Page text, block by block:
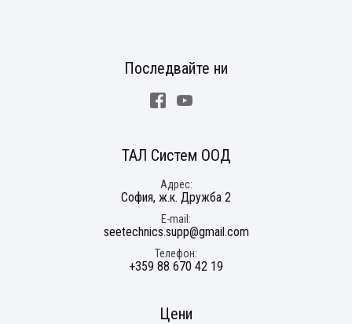
Цени
ТАЛ Систем ООД
Адрес
София, ж.к. Дружба 2
E-mail
seetechnics.supp@gmail.com
Телефон
+359 88 670 42 19
Последвайте ни
Facebook